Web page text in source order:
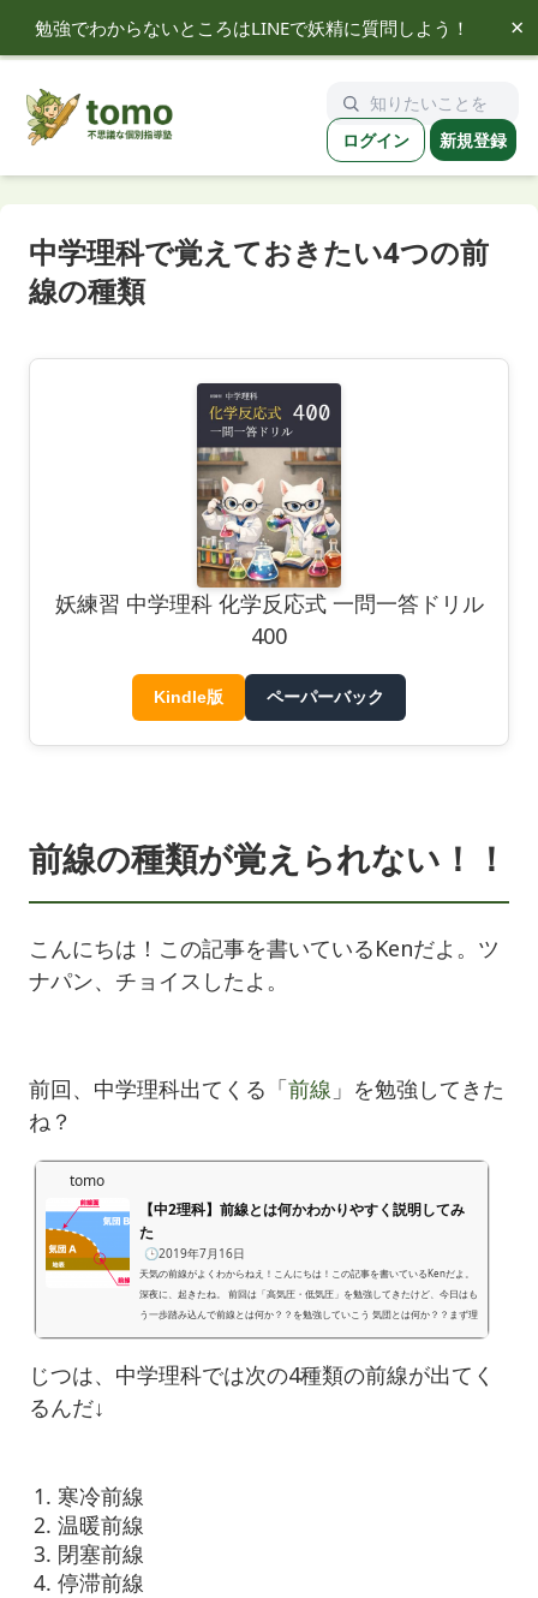
勉強でわからないところはLINEで妖精に質問しよう！ ×
tomo ログイン 新規登録
中学理科で覚えておきたい4つの前
線の種類
妖練習 中学理科 化学反応式 一問一答ドリル
400
Kindle版 ペーパーバック
前線の種類が覚えられない！！
こんにちは！この記事を書いているKenだよ。ツ
ナパン、チョイスしたよ。
前回、中学理科出てくる「前線 」を勉強してきた
ね？
tomo
【中2理科】前線とは何かわかりやすく説明してみ
た
🕒️2019年7月16日
天気の前線がよくわからねえ！こんにちは！この記事を書いているKenだよ。
深夜に、起きたね。 前回は「高気圧・低気圧」を勉強してきたけど、今日はも
う一歩踏み込んで前線とは何か？？を勉強していこう 気団とは何か？？まず理
ると、同じ温度や湿度の空気になりやすいよ。 例えば、あつい大陸の上にいく
じつは、中学理科では次の4種類の前線が出てく
るんだ↓
寒冷前線
温暖前線
閉塞前線
停滞前線